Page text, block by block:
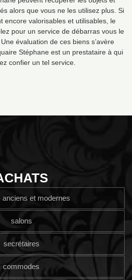
alors que vous ne les utilisez plus. Si
encore valorisables et utilisables, le
pour un service de débarras vous le
évaluation de ces biens s’avère
Stéphane est un prestataire à qui
confier un tel service.
anciens et modernes
salons
secrétaires
commodes